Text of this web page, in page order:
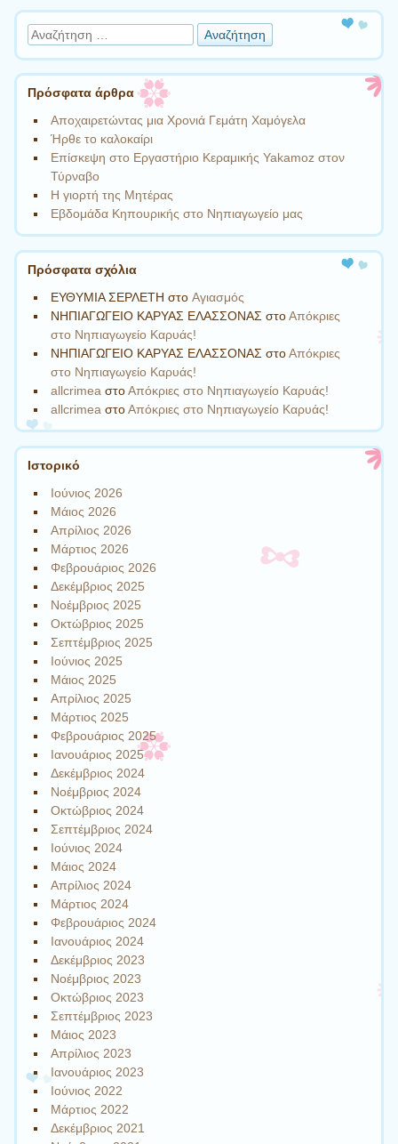
Αναζήτηση
Πρόσφατα άρθρα
Αποχαιρετώντας μια Χρονιά Γεμάτη Χαμόγελα
Ήρθε το καλοκαίρι
Επίσκεψη στο Εργαστήριο Κεραμικής Yakamoz στον
Τύρναβο
Η γιορτή της Μητέρας
Εβδομάδα Κηπουρικής στο Νηπιαγωγείο μας
Πρόσφατα σχόλια
ΕΥΘΥΜΙΑ ΣΕΡΛΕΤΗ στοAγιασμός
ΝΗΠΙΑΓΩΓΕΙΟ ΚΑΡΥΑΣ ΕΛΑΣΣΟΝΑΣ στοΑπόκριες
στο Νηπιαγωγείο Καρυάς!
ΝΗΠΙΑΓΩΓΕΙΟ ΚΑΡΥΑΣ ΕΛΑΣΣΟΝΑΣ στοΑπόκριες
στο Νηπιαγωγείο Καρυάς!
allcrimea στοΑπόκριες στο Νηπιαγωγείο Καρυάς!
allcrimea στοΑπόκριες στο Νηπιαγωγείο Καρυάς!
Ιστορικό
Ιούνιος 2026
Μάιος 2026
Απρίλιος 2026
Μάρτιος 2026
Φεβρουάριος 2026
Δεκέμβριος 2025
Νοέμβριος 2025
Οκτώβριος 2025
Σεπτέμβριος 2025
Ιούνιος 2025
Μάιος 2025
Απρίλιος 2025
Μάρτιος 2025
Φεβρουάριος 2025
Ιανουάριος 2025
Δεκέμβριος 2024
Νοέμβριος 2024
Οκτώβριος 2024
Σεπτέμβριος 2024
Ιούνιος 2024
Μάιος 2024
Απρίλιος 2024
Μάρτιος 2024
Φεβρουάριος 2024
Ιανουάριος 2024
Δεκέμβριος 2023
Νοέμβριος 2023
Οκτώβριος 2023
Σεπτέμβριος 2023
Μάιος 2023
Απρίλιος 2023
Ιανουάριος 2023
Ιούνιος 2022
Μάρτιος 2022
Δεκέμβριος 2021